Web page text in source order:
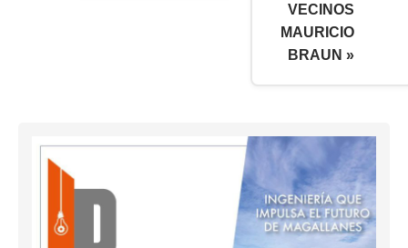
VECINOS
MAURICIO
BRAUN »